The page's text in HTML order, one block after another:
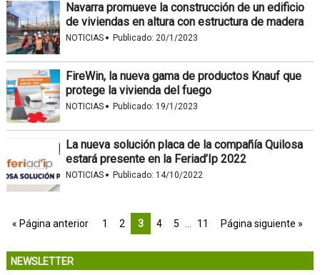
Navarra promueve la construcción de un edificio
de viviendas en altura con estructura de madera
NOTICIAS · Publicado: 20/1/2023
FireWin, la nueva gama de productos Knauf que
protege la vivienda del fuego
NOTICIAS · Publicado: 19/1/2023
La nueva solución placa de la compañía Quilosa
estará presente en la Feriad’Ip 2022
NOTICIAS · Publicado: 14/10/2022
« Página anterior 1 2 3 4 5 11 Página siguiente »
NEWSLETTER